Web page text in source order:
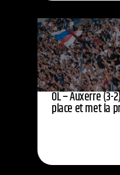
OL – Auxerre (3-
place et met la